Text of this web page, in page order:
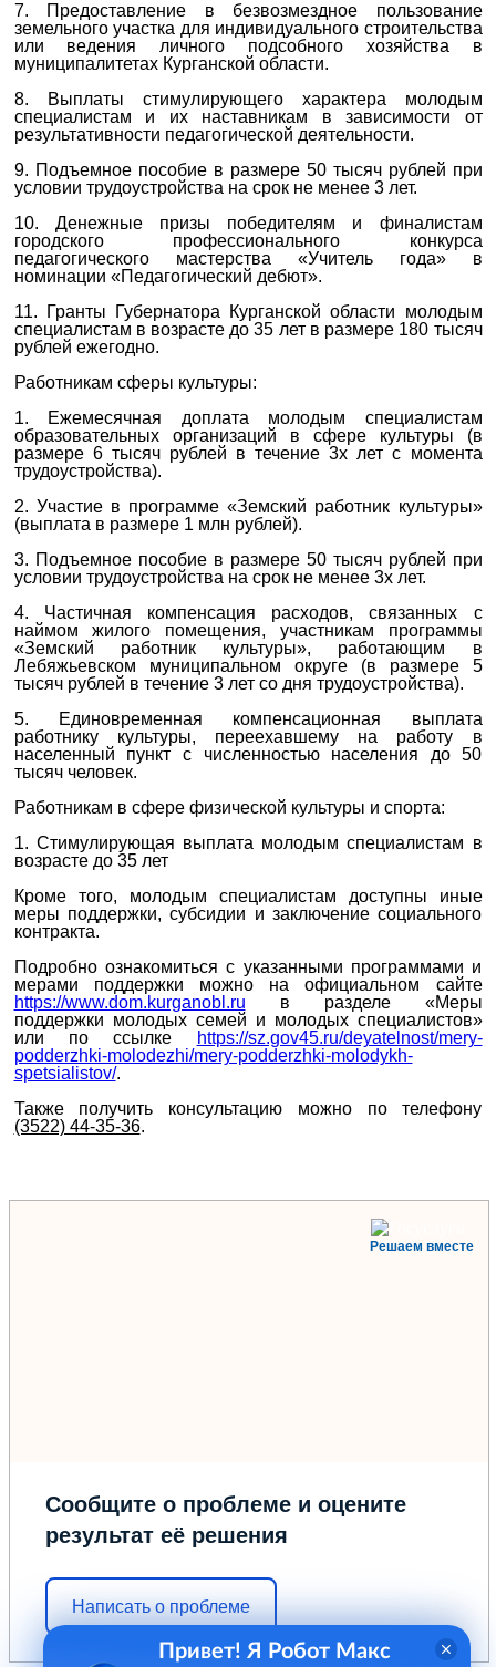
7. Предоставление в безвозмездное пользование
земельного участка для индивидуального строительства
или ведения личного подсобного хозяйства в
муниципалитетах Курганской области.
8. Выплаты стимулирующего характера молодым
специалистам и их наставникам в зависимости от
результативности педагогической деятельности.
9. Подъемное пособие в размере 50 тысяч рублей при
условии трудоустройства на срок не менее 3 лет.
10. Денежные призы победителям и финалистам
городского профессионального конкурса
педагогического мастерства «Учитель года» в
номинации «Педагогический дебют».
11. Гранты Губернатора Курганской области молодым
специалистам в возрасте до 35 лет в размере 180 тысяч
рублей ежегодно.
Работникам сферы культуры:
1. Ежемесячная доплата молодым специалистам
образовательных организаций в сфере культуры (в
размере 6 тысяч рублей в течение 3х лет с момента
трудоустройства).
2. Участие в программе «Земский работник культуры»
(выплата в размере 1 млн рублей).
3. Подъемное пособие в размере 50 тысяч рублей при
условии трудоустройства на срок не менее 3х лет.
4. Частичная компенсация расходов, связанных с
наймом жилого помещения, участникам программы
«Земский работник культуры», работающим в
Лебяжьевском муниципальном округе (в размере 5
тысяч рублей в течение 3 лет со дня трудоустройства).
5. Единовременная компенсационная выплата
работнику культуры, переехавшему на работу в
населенный пункт с численностью населения до 50
тысяч человек.
Работникам в сфере физической культуры и спорта:
1. Стимулирующая выплата молодым специалистам в
возрасте до 35 лет
Кроме того, молодым специалистам доступны иные
меры поддержки, субсидии и заключение социального
контракта.
Подробно ознакомиться с указанными программами и
мерами поддержки можно на официальном сайте
https://www.dom.kurganobl.ru
в разделе «Меры
поддержки молодых семей и молодых специалистов»
или по ссылке
https://sz.gov45.ru/deyatelnost/mery-
podderzhki-molodezhi/mery-podderzhki-molodykh-
spetsialistov/.
Также получить консультацию можно по телефону
(3522) 44-35-36.
Решаем вместе
Сообщите о проблеме и оцените
результат её решения
Написать о проблеме
Привет! Я Робот Макс